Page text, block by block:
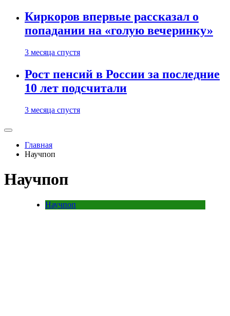
Киркоров впервые рассказал о
попадании на «голую вечеринку»
3 месяца спустя
Рост пенсий в России за последние
10 лет подсчитали
3 месяца спустя
Главная
Научпоп
Научпоп
Научпоп